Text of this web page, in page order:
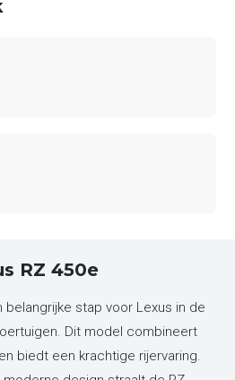
RZ 450e
belangrijke stap voor Lexus in de
Dit model combineert
biedt een krachtige rijervaring.